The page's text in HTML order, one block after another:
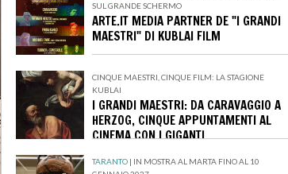
SUL GRANDE SCHERMO
ARTE.IT MEDIA PARTNER DE "I GRANDI
MAESTRI" DI KUBLAI FILM
CINQUE MAESTRI, CINQUE FILM: LA STAGIONE
KUBLAI
I GRANDI MAESTRI: DA CARAVAGGIO A
HERZOG, CINQUE APPUNTAMENTI AL
CINEMA CON I GIGANTI
TARANTO | IN MOSTRA AL MARTA FINO AL 10